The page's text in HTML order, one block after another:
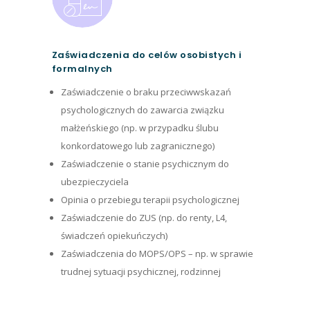
Zaświadczenia do celów osobistych i
formalnych
Zaświadczenie o braku przeciwwskazań
psychologicznych do zawarcia związku
małżeńskiego (np. w przypadku ślubu
konkordatowego lub zagranicznego)
Zaświadczenie o stanie psychicznym do
ubezpieczyciela
Opinia o przebiegu terapii psychologicznej
Zaświadczenie do ZUS (np. do renty, L4,
świadczeń opiekuńczych)
Zaświadczenia do MOPS/OPS – np. w sprawie
trudnej sytuacji psychicznej, rodzinnej